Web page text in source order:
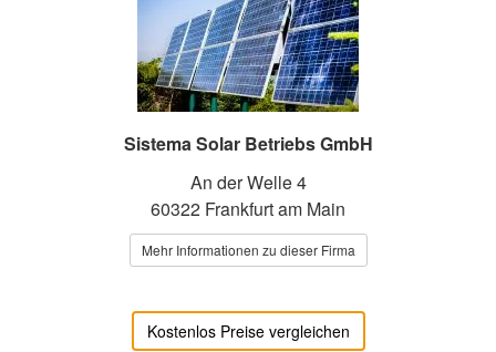
Sistema Solar Betriebs GmbH
An der Welle 4
60322 Frankfurt am Main
Mehr Informationen zu dieser Firma
Kostenlos Preise vergleichen